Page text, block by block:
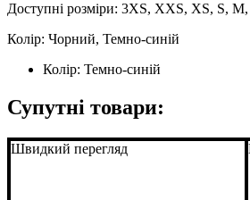
Доступні розміри: 3XS, XXS, XS, S,
Колір: Чорний, Темно-синій
Колір: Темно-синій
Супутні товари:
Швидкий перегляд